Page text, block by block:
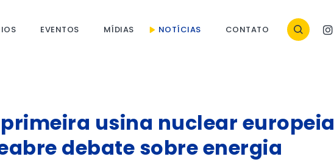
EVENTOS MÍDIAS NOTÍCIAS CONTATO
usina nuclear europeia
debate sobre energia